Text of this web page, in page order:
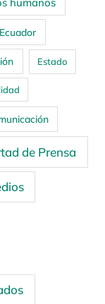
Ecuador
Estado
de Prensa